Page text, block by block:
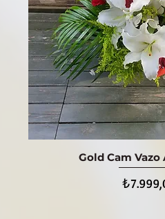
Hızlı
Gold Cam Vazo
Fiyat